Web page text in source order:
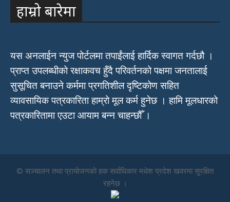
हाम्रो बारेमा
यस अनलाईन न्युज पोर्टलमा तपाईंलाई हार्दिक स्वागत गर्दछौ ।
प्राप्त उपलब्धीको रक्षाकवच हुँदै परिवर्तनको पक्षमा जनतालाई
सुसूचित बनाउने कर्ममा प्रगतिशील दृष्टिकोण सहित
व्यावसायिक पत्रकारिता हाम्रो मूल कर्म हुनेछ । हामि मूलधारको
पत्रकारितामा एउटा आयाम बन्न चाहन्छौँ ।
© सञ्चालन तथा प्रायाेजनकाे हक सर्वाधिकार मधेश प्रदेश खवरमा सुरक्षित
रहनेछ ।